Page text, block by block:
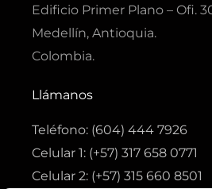
Edificio Primer Plano – Ofi.
Medellín, Antioquia.
Colombia.
Llámanos
Teléfono: (604) 444 7926
Celular 1: (+57) 317 658 0771
Celular 2: (+57) 315 660 8501